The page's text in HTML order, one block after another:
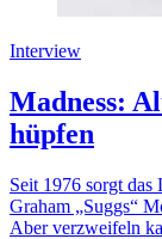
Interview
Madness:
hüpfen
Seit 1976 sorgt
Graham „Suggs“
Aber verzweifeln